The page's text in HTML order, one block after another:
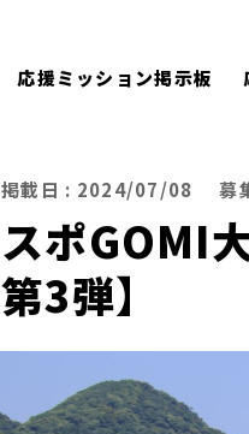
応援ミッション掲示板
掲載日 : 2024/07/08 募
スポGOMI
第3弾】